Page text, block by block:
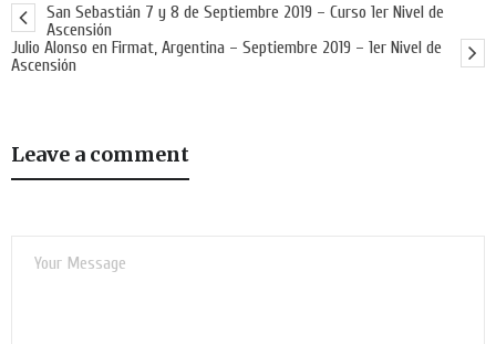
San Sebastián 7 y 8 de Septiembre 2019 – Curso 1er Nivel de
Ascensión
Julio Alonso en Firmat, Argentina – Septiembre 2019 – 1er Nivel de
Ascensión
Leave a comment